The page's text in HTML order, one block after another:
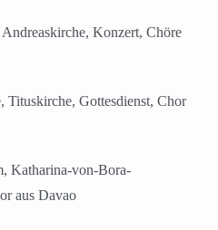
Konzert, Chöre
Tituskirche, Gottesdienst, Chor
Katharina-von-Bora-
aus Davao